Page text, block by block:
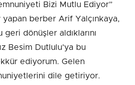
Bizi Mutlu Ediyor”
berber Arif Yalçınkaya,
dönüşler aldıklarını
Besim Dutlulu’ya bu
ediyorum. Gelen
dile getiriyor.